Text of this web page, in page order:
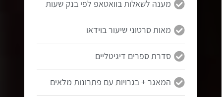
מענה לשאלות בוואטאפ לפי בנק שעות
מאות סרטוני שיעור בוידאו
סדרת ספרים דיגיטליים
המאגר + בגרויות עם פתרונות מלאים